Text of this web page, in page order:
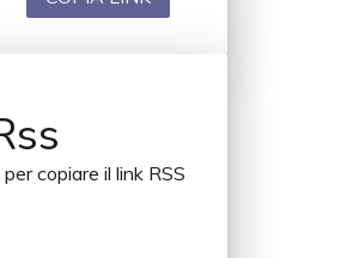
copiare il link RSS